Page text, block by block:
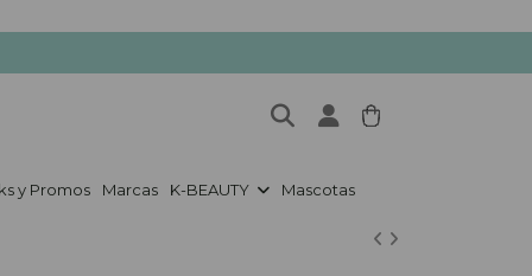
y Promos Marcas K-BEAUTY Mascotas